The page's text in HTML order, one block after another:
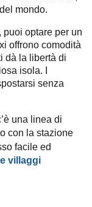
mondo.
puoi optare per un
offrono comodità
dà la libertà di
isola. I
senza
una linea di
con la stazione
facile ed
villaggi